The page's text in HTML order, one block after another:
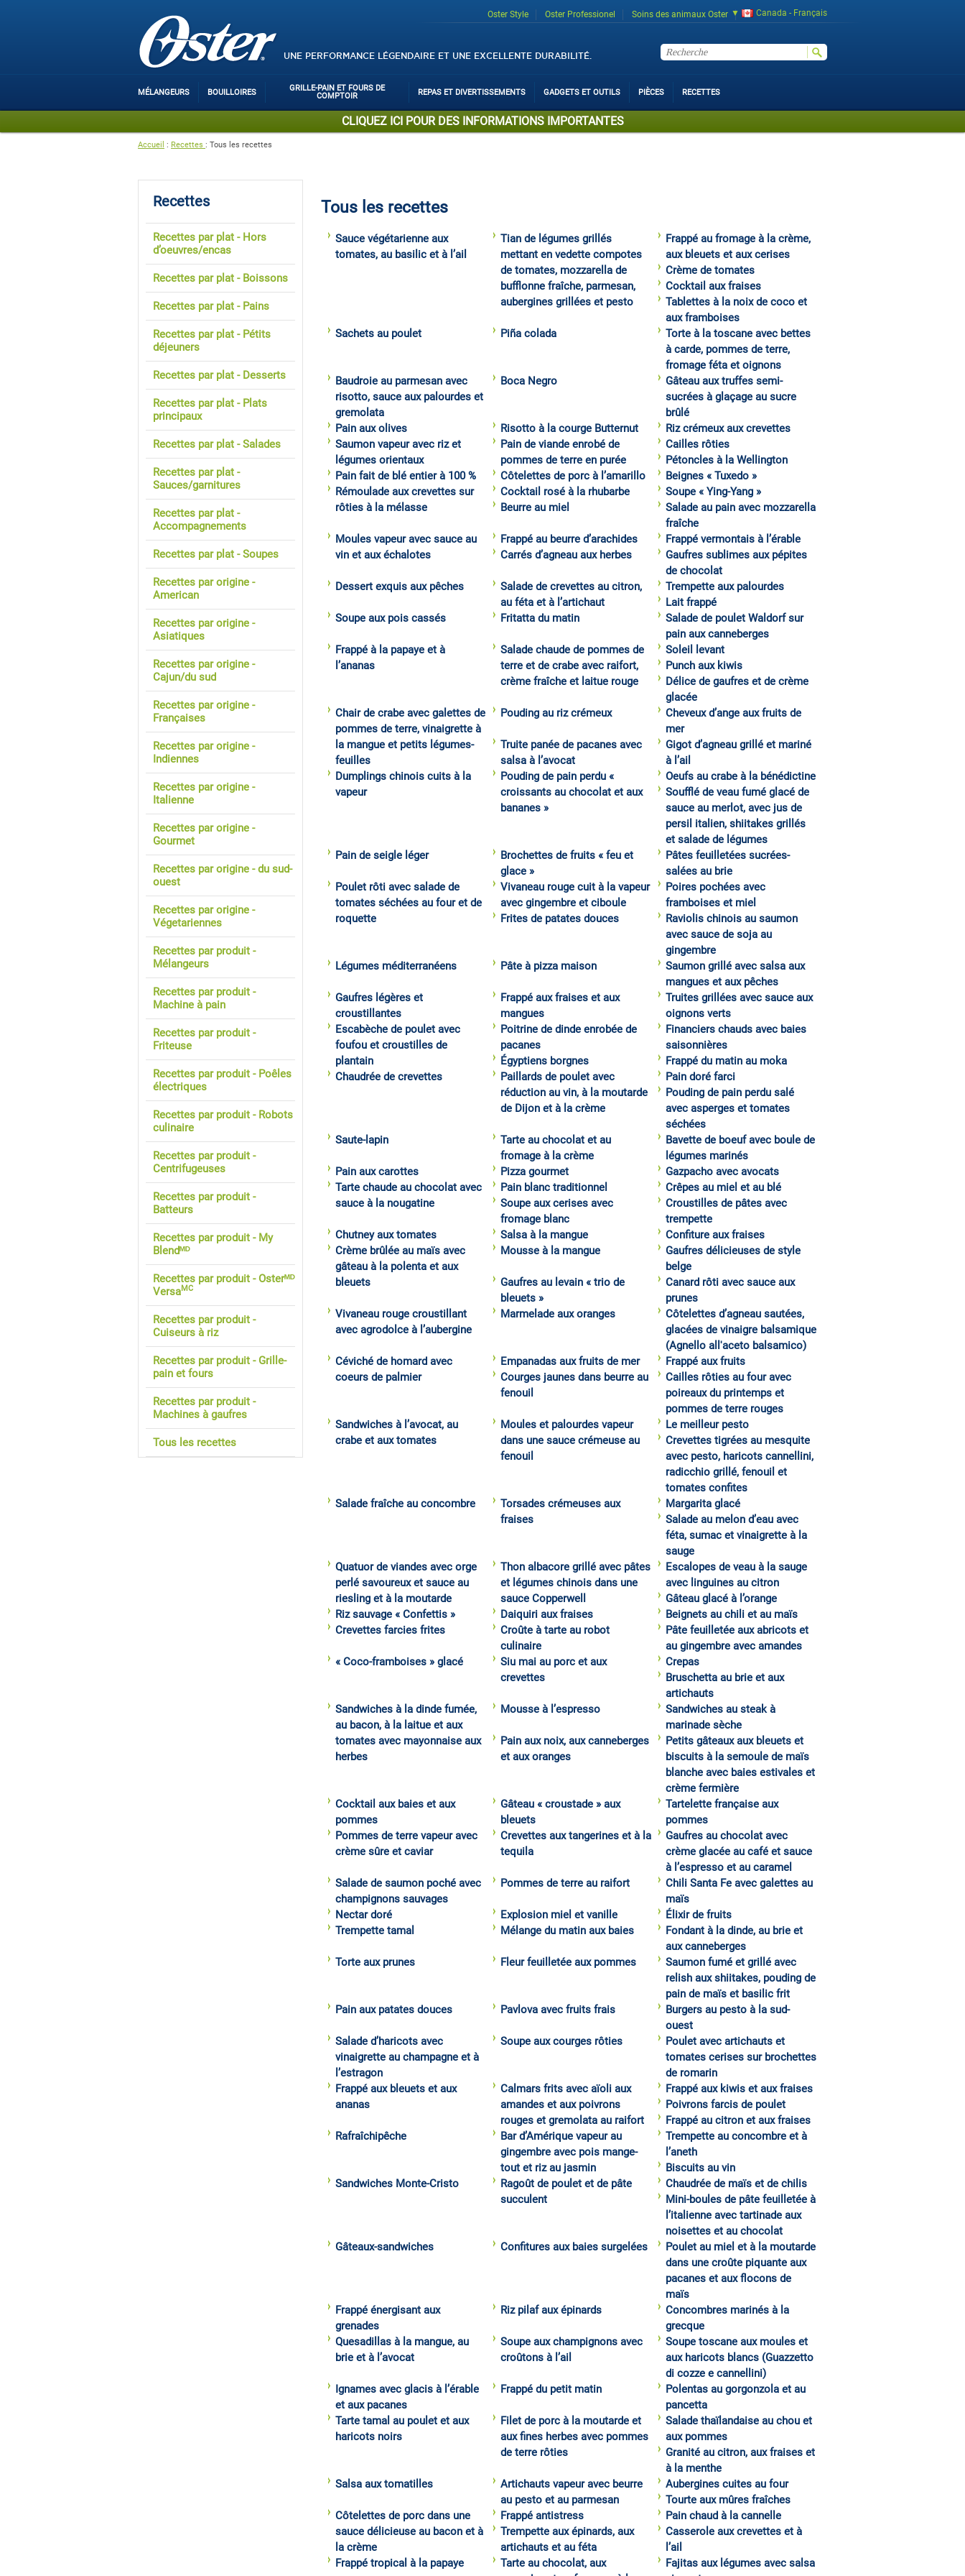
UNE PERFORMANCE LÉGENDAIRE ET UNE EXCELLENTE DURABILITÉ.
Oster Style Oster Professionel Soins des animaux Oster Canada - Français
MÉLANGEURS BOUILLOIRES
GRILLE-PAIN ET FOURS DE
COMPTOIR
REPAS ET DIVERTISSEMENTS GADGETS ET OUTILS PIÈCES RECETTES
CLIQUEZ ICI POUR DES INFORMATIONS IMPORTANTES
Accueil : Recettes : Tous les recettes
Tous les recettes
Sauce végétarienne aux
tomates, au basilic et à l’ail
Tian de légumes grillés
mettant en vedette compotes
de tomates, mozzarella de
bufflonne fraîche, parmesan,
aubergines grillées et pesto
Frappé au fromage à la crème,
aux bleuets et aux cerises
Crème de tomates
Cocktail aux fraises
Tablettes à la noix de coco et
aux framboises
Sachets au poulet
Piña colada
Torte à la toscane avec bettes
à carde, pommes de terre,
fromage féta et oignons
Baudroie au parmesan avec
risotto, sauce aux palourdes et
gremolata
Boca Negro
Gâteau aux truffes semi-
sucrées à glaçage au sucre
brûlé
Pain aux olives
Risotto à la courge Butternut
Riz crémeux aux crevettes
Saumon vapeur avec riz et
légumes orientaux
Pain de viande enrobé de
pommes de terre en purée
Cailles rôties
Pétoncles à la Wellington
Pain fait de blé entier à 100 %
Côtelettes de porc à l’amarillo
Beignes « Tuxedo »
Rémoulade aux crevettes sur
rôties à la mélasse
Cocktail rosé à la rhubarbe
Soupe « Ying-Yang »
Beurre au miel
Salade au pain avec mozzarella
fraîche
Moules vapeur avec sauce au
vin et aux échalotes
Frappé au beurre d’arachides
Frappé vermontais à l’érable
Carrés d’agneau aux herbes
Gaufres sublimes aux pépites
de chocolat
Dessert exquis aux pêches
Salade de crevettes au citron,
au féta et à l’artichaut
Trempette aux palourdes
Lait frappé
Soupe aux pois cassés
Fritatta du matin
Salade de poulet Waldorf sur
pain aux canneberges
Frappé à la papaye et à
l’ananas
Salade chaude de pommes de
terre et de crabe avec raifort,
crème fraîche et laitue rouge
Soleil levant
Punch aux kiwis
Délice de gaufres et de crème
glacée
Chair de crabe avec galettes de
pommes de terre, vinaigrette à
la mangue et petits légumes-
feuilles
Pouding au riz crémeux
Cheveux d’ange aux fruits de
mer
Truite panée de pacanes avec
salsa à l’avocat
Gigot d’agneau grillé et mariné
à l’ail
Dumplings chinois cuits à la
vapeur
Pouding de pain perdu «
croissants au chocolat et aux
bananes »
Oeufs au crabe à la bénédictine
Soufflé de veau fumé glacé de
sauce au merlot, avec jus de
persil italien, shiitakes grillés
et salade de légumes
Pain de seigle léger
Brochettes de fruits « feu et
glace »
Pâtes feuilletées sucrées-
salées au brie
Poulet rôti avec salade de
tomates séchées au four et de
roquette
Vivaneau rouge cuit à la vapeur
avec gingembre et ciboule
Poires pochées avec
framboises et miel
Frites de patates douces
Raviolis chinois au saumon
avec sauce de soja au
gingembre
Légumes méditerranéens
Pâte à pizza maison
Saumon grillé avec salsa aux
mangues et aux pêches
Gaufres légères et
croustillantes
Frappé aux fraises et aux
mangues
Truites grillées avec sauce aux
oignons verts
Escabèche de poulet avec
foufou et croustilles de
plantain
Poitrine de dinde enrobée de
pacanes
Financiers chauds avec baies
saisonnières
Égyptiens borgnes
Frappé du matin au moka
Chaudrée de crevettes
Paillards de poulet avec
réduction au vin, à la moutarde
de Dijon et à la crème
Pain doré farci
Pouding de pain perdu salé
avec asperges et tomates
séchées
Saute-lapin
Tarte au chocolat et au
fromage à la crème
Bavette de boeuf avec boule de
légumes marinés
Pain aux carottes
Pizza gourmet
Gazpacho avec avocats
Tarte chaude au chocolat avec
sauce à la nougatine
Pain blanc traditionnel
Crêpes au miel et au blé
Soupe aux cerises avec
fromage blanc
Croustilles de pâtes avec
trempette
Chutney aux tomates
Salsa à la mangue
Confiture aux fraises
Crème brûlée au maïs avec
gâteau à la polenta et aux
bleuets
Mousse à la mangue
Gaufres délicieuses de style
belge
Gaufres au levain « trio de
bleuets »
Canard rôti avec sauce aux
prunes
Vivaneau rouge croustillant
avec agrodolce à l’aubergine
Marmelade aux oranges
Côtelettes d’agneau sautées,
glacées de vinaigre balsamique
(Agnello all'aceto balsamico)
Céviché de homard avec
coeurs de palmier
Empanadas aux fruits de mer
Frappé aux fruits
Courges jaunes dans beurre au
fenouil
Cailles rôties au four avec
poireaux du printemps et
pommes de terre rouges
Sandwiches à l’avocat, au
crabe et aux tomates
Moules et palourdes vapeur
dans une sauce crémeuse au
fenouil
Le meilleur pesto
Crevettes tigrées au mesquite
avec pesto, haricots cannellini,
radicchio grillé, fenouil et
tomates confites
Salade fraîche au concombre
Torsades crémeuses aux
fraises
Margarita glacé
Salade au melon d’eau avec
féta, sumac et vinaigrette à la
sauge
Quatuor de viandes avec orge
perlé savoureux et sauce au
riesling et à la moutarde
Thon albacore grillé avec pâtes
et légumes chinois dans une
sauce Copperwell
Escalopes de veau à la sauge
avec linguines au citron
Gâteau glacé à l’orange
Riz sauvage « Confettis »
Daiquiri aux fraises
Beignets au chili et au maïs
Crevettes farcies frites
Croûte à tarte au robot
culinaire
Pâte feuilletée aux abricots et
au gingembre avec amandes
« Coco-framboises » glacé
Siu mai au porc et aux
crevettes
Crepas
Bruschetta au brie et aux
artichauts
Sandwiches à la dinde fumée,
au bacon, à la laitue et aux
tomates avec mayonnaise aux
herbes
Mousse à l’espresso
Sandwiches au steak à
marinade sèche
Pain aux noix, aux canneberges
et aux oranges
Petits gâteaux aux bleuets et
biscuits à la semoule de maïs
blanche avec baies estivales et
crème fermière
Cocktail aux baies et aux
pommes
Gâteau « croustade » aux
bleuets
Tartelette française aux
pommes
Pommes de terre vapeur avec
crème sûre et caviar
Crevettes aux tangerines et à la
tequila
Gaufres au chocolat avec
crème glacée au café et sauce
à l’espresso et au caramel
Salade de saumon poché avec
champignons sauvages
Pommes de terre au raifort
Chili Santa Fe avec galettes au
maïs
Nectar doré
Explosion miel et vanille
Élixir de fruits
Trempette tamal
Mélange du matin aux baies
Fondant à la dinde, au brie et
aux canneberges
Torte aux prunes
Fleur feuilletée aux pommes
Saumon fumé et grillé avec
relish aux shiitakes, pouding de
pain de maïs et basilic frit
Pain aux patates douces
Pavlova avec fruits frais
Burgers au pesto à la sud-
ouest
Salade d’haricots avec
vinaigrette au champagne et à
l’estragon
Soupe aux courges rôties
Poulet avec artichauts et
tomates cerises sur brochettes
de romarin
Frappé aux bleuets et aux
ananas
Calmars frits avec aïoli aux
amandes et aux poivrons
rouges et gremolata au raifort
Frappé aux kiwis et aux fraises
Poivrons farcis de poulet
Frappé au citron et aux fraises
Rafraîchipêche
Bar d’Amérique vapeur au
gingembre avec pois mange-
tout et riz au jasmin
Trempette au concombre et à
l’aneth
Biscuits au vin
Sandwiches Monte-Cristo
Ragoût de poulet et de pâte
succulent
Chaudrée de maïs et de chilis
Mini-boules de pâte feuilletée à
l’italienne avec tartinade aux
noisettes et au chocolat
Gâteaux-sandwiches
Confitures aux baies surgelées
Poulet au miel et à la moutarde
dans une croûte piquante aux
pacanes et aux flocons de
maïs
Frappé énergisant aux
grenades
Riz pilaf aux épinards
Concombres marinés à la
grecque
Quesadillas à la mangue, au
brie et à l’avocat
Soupe aux champignons avec
croûtons à l’ail
Soupe toscane aux moules et
aux haricots blancs (Guazzetto
di cozze e cannellini)
Ignames avec glacis à l’érable
et aux pacanes
Frappé du petit matin
Polentas au gorgonzola et au
pancetta
Tarte tamal au poulet et aux
haricots noirs
Filet de porc à la moutarde et
aux fines herbes avec pommes
de terre rôties
Salade thaïlandaise au chou et
aux pommes
Granité au citron, aux fraises et
à la menthe
Salsa aux tomatilles
Artichauts vapeur avec beurre
au pesto et au parmesan
Aubergines cuites au four
Tourte aux mûres fraîches
Côtelettes de porc dans une
sauce délicieuse au bacon et à
la crème
Frappé antistress
Pain chaud à la cannelle
Trempette aux épinards, aux
artichauts et au féta
Casserole aux crevettes et à
l’ail
Frappé tropical à la papaye
Tarte au chocolat, aux
Fajitas aux légumes avec salsa
Recettes
Recettes par plat - Hors
d’oeuvres/encas
Recettes par plat - Boissons
Recettes par plat - Pains
Recettes par plat - Pétits
déjeuners
Recettes par plat - Desserts
Recettes par plat - Plats
principaux
Recettes par plat - Salades
Recettes par plat -
Sauces/garnitures
Recettes par plat -
Accompagnements
Recettes par plat - Soupes
Recettes par origine -
American
Recettes par origine -
Asiatiques
Recettes par origine -
Cajun/du sud
Recettes par origine -
Françaises
Recettes par origine -
Indiennes
Recettes par origine -
Italienne
Recettes par origine -
Gourmet
Recettes par origine - du sud-
ouest
Recettes par origine -
Végetariennes
Recettes par produit -
Mélangeurs
Recettes par produit -
Machine à pain
Recettes par produit -
Friteuse
Recettes par produit - Poêles
électriques
Recettes par produit - Robots
culinaire
Recettes par produit -
Centrifugeuses
Recettes par produit -
Batteurs
Recettes par produit - My
Blendᴹᴰ
Recettes par produit - Osterᴹᴰ
VersaMC
Recettes par produit -
Cuiseurs à riz
Recettes par produit - Grille-
pain et fours
Recettes par produit -
Machines à gaufres
Tous les recettes